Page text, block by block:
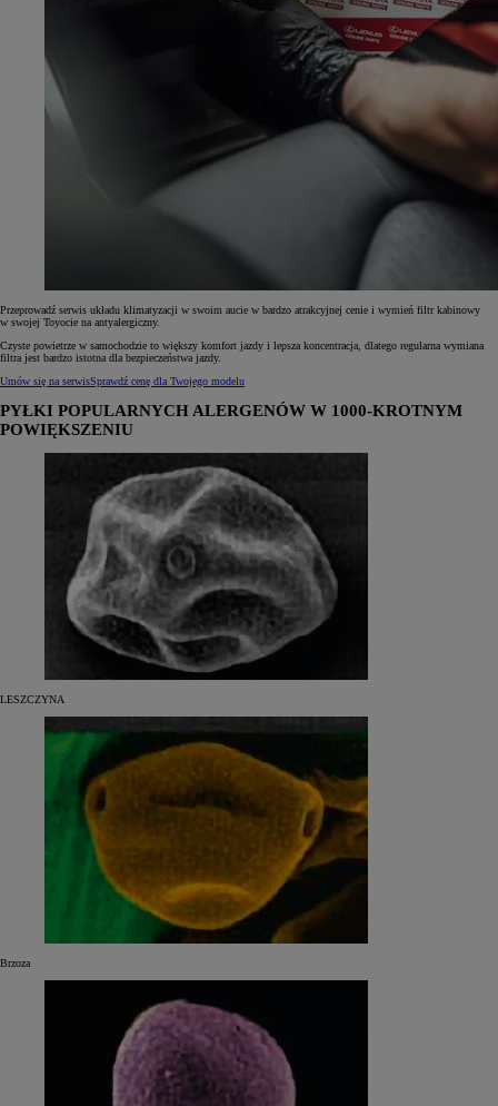
Przeprowadź serwis układu klimatyzacji w swoim aucie w bardzo atrakcyjnej cenie i wymień filtr kabinowy
w swojej Toyocie na antyalergiczny.
Czyste powietrze w samochodzie to większy komfort jazdy i lepsza koncentracja, dlatego regularna wymiana
filtra jest bardzo istotna dla bezpieczeństwa jazdy.
Umów się na serwisSprawdź cenę dla Twojego modelu
PYŁKI POPULARNYCH ALERGENÓW W 1000-KROTNYM
POWIĘKSZENIU
LESZCZYNA
Brzoza